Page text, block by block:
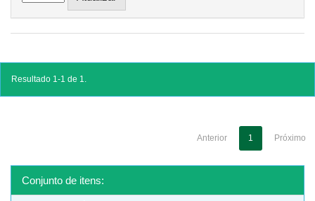
Resultado 1-1 de 1.
Anterior 1 Próximo
Conjunto de itens: